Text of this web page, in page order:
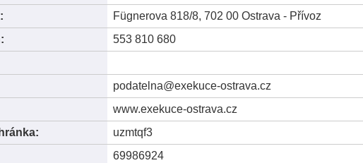
Fügnerova 818/8, 702 00 Ostrava - Přívoz
553 810 680
podatelna@exekuce-ostrava.cz
www.exekuce-ostrava.cz
uzmtqf3
69986924